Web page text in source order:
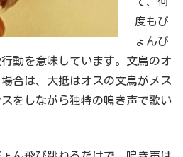
度もぴ
ょんぴ
動を意味しています。文鳥のオ
合は、大抵はオスの文鳥がメス
をしながら独特の鳴き声で歌い